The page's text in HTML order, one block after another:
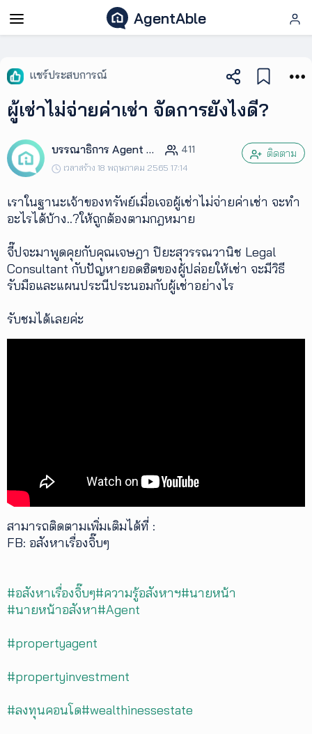
AgentAble
AgentAble
สำหรับ
เอเจ
นท์
AgentClub
AgentTool
UpSkill
เพิ่ม
โหลด
แอปฯ
แชร์ประสบการณ์
ผู้เช่าไม่จ่ายค่าเช่า จัดการยังไงดี?
บรรณาธิการ Agent Club 411
เวลาสร้าง 18 พฤษภาคม 2565 17:14
ติดตาม
เราในฐานะเจ้าของทรัพย์เมื่อเจอผู้เช่าไม่จ่ายค่าเช่า จะทำ
อะไรได้บ้าง..?ให้ถูกต้องตามกฎหมาย
จี๊ปจะมาพูดคุยกับคุณเจษฎา ปิยะสุวรรณวานิช Legal
Consultant กับปัญหายอดฮิตของผู้ปล่อยให้เช่า จะมีวิธี
รับมือและแผนประนีประนอมกับผู้เช่าอย่างไร
รับชมได้เลยค่ะ
สามารถติดตามเพิ่มเติมได้ที่ :
FB: อสังหาเรื่องจิ๊บๆ
#อสังหาเรื่องจิ๊บๆ#ความรู้อสังหาฯ#นายหน้า
#นายหน้าอสังหา#Agent
#propertyagent
#propertyinvestment
#ลงทุนคอนโด#wealthinessestate